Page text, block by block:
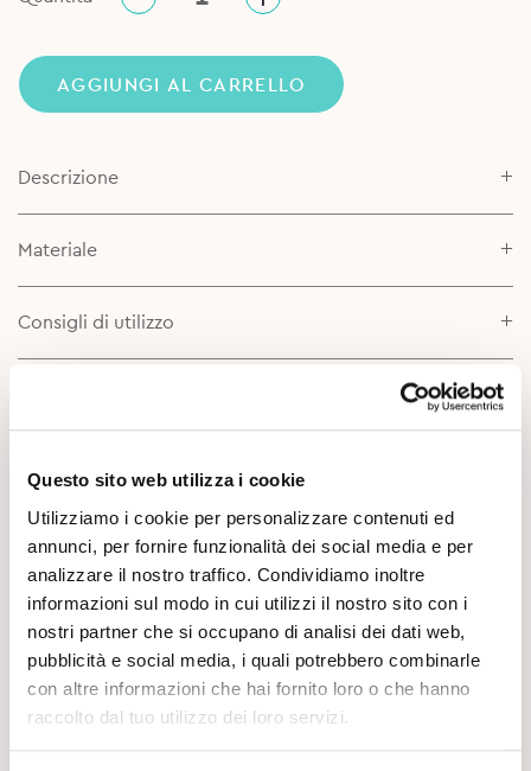
Questo sito web utilizza i cookie
Utilizziamo i cookie per personalizzare contenuti ed
annunci, per fornire funzionalità dei social media e per
analizzare il nostro traffico. Condividiamo inoltre
informazioni sul modo in cui utilizzi il nostro sito con i
nostri partner che si occupano di analisi dei dati web,
pubblicità e social media, i quali potrebbero combinarle
con altre informazioni che hai fornito loro o che hanno
raccolto dal tuo utilizzo dei loro servizi.
AGGIUNGI AL CARRELLO
Descrizione
Materiale
Consigli di utilizzo
Potrebbe Interessarti